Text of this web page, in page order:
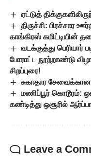
ஏட்டுத்
திருச்சி: பிரச்சார
காங்கிரஸ் கமிட்டியின்
வடக்குத்து பெரியார்
போராட்ட நூற்றாண்டு
சிறப்புரை!
சுகாதார சேவைக்கான
மணிப்பூர் கொடூரம்:
கண்டித்து ஒசூரில்
Leave a